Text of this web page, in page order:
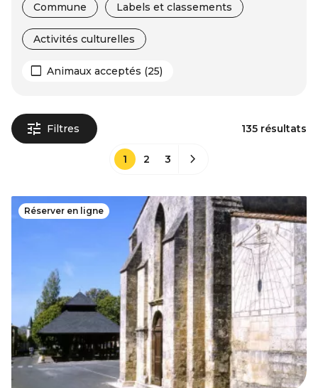
Commune Labels et classements
Activités culturelles
Animaux acceptés (25)
Filtres 135 résultats
1 2 3
Réserver en ligne